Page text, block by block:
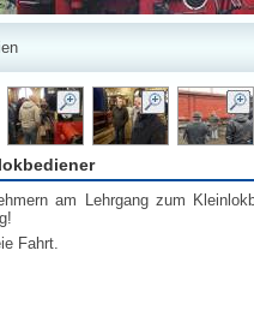
am Lehrgang zum
Fahrt.